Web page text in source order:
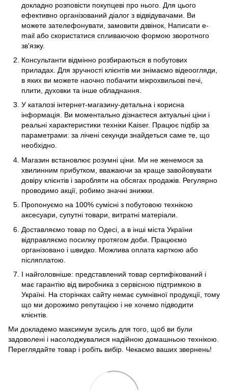
докладно розповісти покупцеві про нього. Для цього
ефективно організований діалог з відвідувачами. Ви
можете зателефонувати, замовити дзвінок, Написати e-
mail або скористатися спливаючою формою зворотного
зв'язку.
Консультанти відмінно розбираються в побутових
приладах. Для зручності клієнтів ми знімаємо відеоогляди,
в яких ви можете наочно побачити мікрохвильові печі,
плити, духовки та інше обладнання.
У каталозі інтернет-магазину-детальна і корисна
інформація. Ви моментально дізнаєтеся актуальні ціни і
реальні характеристики техніки Kaiser. Працює підбір за
параметрами: за лічені секунди знайдеться саме те, що
необхідно.
Магазин встановлює розумні ціни. Ми не женемося за
хвилинним прибутком, вважаючи за краще завойовувати
довіру клієнтів і заробляти на обсягах продажів. Регулярно
проводимо акції, робимо значні знижки.
Пропонуємо на 100% сумісні з побутовою технікою
аксесуари, супутні товари, витратні матеріали.
Доставляємо товар по Одесі, а в інші міста України
відправляємо посилку протягом доби. Працюємо
організовано і швидко. Можлива оплата карткою або
післяплатою.
І найголовніше: представлений товар сертифікований і
має гарантію від виробника з сервісною підтримкою в
Україні. На сторінках сайту немає сумнівної продукції, тому
що ми дорожимо репутацією і не хочемо підводити
клієнтів.
Ми докладемо максимум зусиль для того, щоб ви були
задоволені і насолоджувалися надійною домашньою технікою.
Переглядайте товар і робіть вибір. Чекаємо ваших звернень!